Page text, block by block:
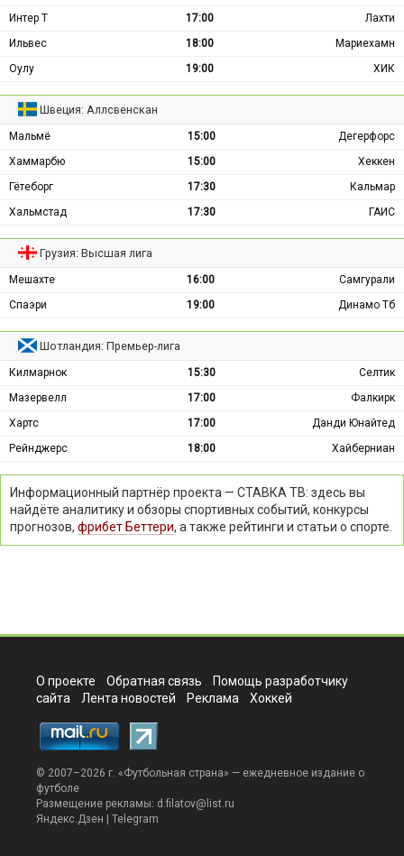
Интер Т
17:00
Лахти
Ильвес
18:00
Мариехамн
Оулу
19:00 ХИК
Швеция: Аллсвенскан
Мальмё 15:00
Дегерфорс
Хаммарбю
15:00
Хеккен
Гётеборг
17:30
Кальмар
Хальмстад
17:30 ГАИС
Грузия: Высшая лига
Мешахте 16:00
Самгурали
Спаэри
19:00 Динамо Тб
Шотландия: Премьер-лига
Килмарнок 15:30
Селтик
Мазервелл
17:00
Фалкирк
Хартс
17:00
Данди Юнайтед
Рейнджерс
18:00 Хайберниан
Информационный партнёр проекта — СТАВКА ТВ: здесь вы
найдёте аналитику и обзоры спортивных событий, конкурсы
прогнозов, фрибет Беттери, а также рейтинги и статьи о спорте.
О проекте Обратная связь
Помощь разработчику
сайта
Лента новостей Реклама Хоккей
© 2007–2026 г. «Футбольная страна» — ежедневное издание о
футболе
Размещение рекламы: d.filatov@list.ru
Яндекс.Дзен | Telegram